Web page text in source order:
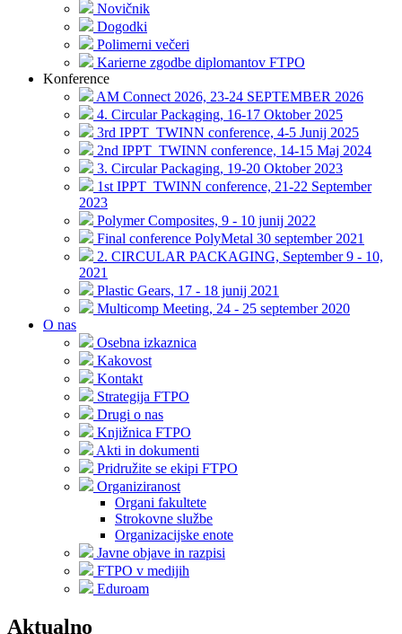
Novičnik
Dogodki
Polimerni večeri
Karierne zgodbe diplomantov FTPO
Konference
AM Connect 2026, 23-24 SEPTEMBER 2026
4. Circular Packaging, 16-17 Oktober 2025
3rd IPPT_TWINN conference, 4-5 Junij 2025
2nd IPPT_TWINN conference, 14-15 Maj 2024
3. Circular Packaging, 19-20 Oktober 2023
1st IPPT_TWINN conference, 21-22 September
2023
Polymer Composites, 9 - 10 junij 2022
Final conference PolyMetal 30 september 2021
2. CIRCULAR PACKAGING, September 9 - 10,
2021
Plastic Gears, 17 - 18 junij 2021
Multicomp Meeting, 24 - 25 september 2020
O nas
Osebna izkaznica
Kakovost
Kontakt
Strategija FTPO
Drugi o nas
Knjižnica FTPO
Akti in dokumenti
Pridružite se ekipi FTPO
Organiziranost
Organi fakultete
Strokovne službe
Organizacijske enote
Javne objave in razpisi
FTPO v medijih
Eduroam
Aktualno